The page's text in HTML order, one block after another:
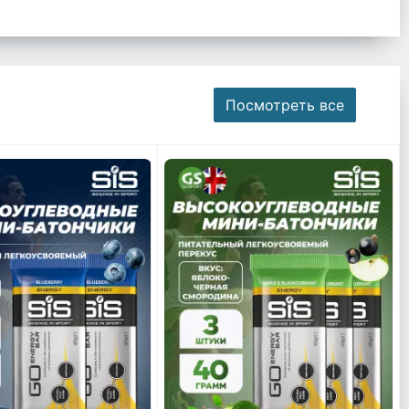
Посмотреть все